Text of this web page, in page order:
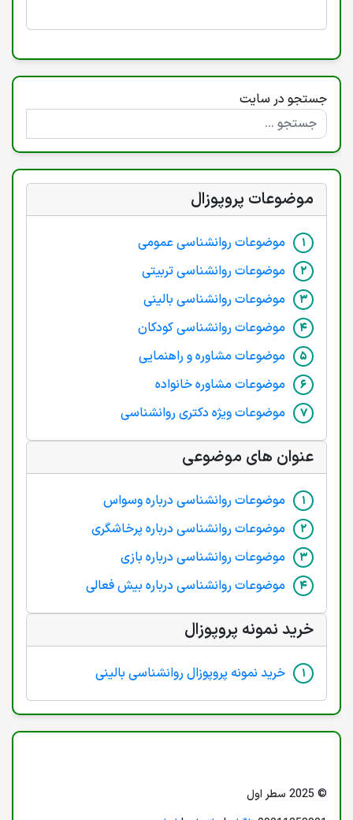
جستجو در سایت
موضوعات پروپوزال
موضوعات روانشناسی عمومی
موضوعات روانشناسی تربیتی
موضوعات روانشناسی بالینی
موضوعات روانشناسی کودکان
موضوعات مشاوره و راهنمایی
موضوعات مشاوره خانواده
موضوعات ویژه دکتری روانشناسی
عنوان های موضوعی
موضوعات روانشناسی درباره وسواس
موضوعات روانشناسی درباره پرخاشگری
موضوعات روانشناسی درباره بازی
موضوعات روانشناسی درباره بیش فعالی
خرید نمونه پروپوزال
خرید نمونه پروپوزال روانشناسی بالینی
© 2025 سطر اول